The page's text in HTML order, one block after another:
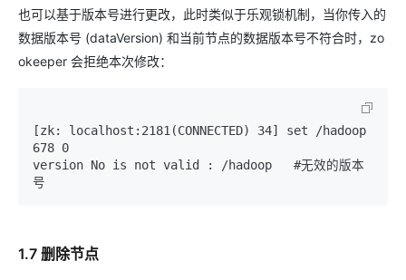
也可以基于版本号进行更改，此时类似于乐观锁机制，当你传入的
数据版本号 (dataVersion) 和当前节点的数据版本号不符合时，zo
okeeper 会拒绝本次修改：
[zk: localhost:2181(CONNECTED) 34] set /hadoop
678 0
version No is not valid : /hadoop   #无效的版本
1.7 删除节点